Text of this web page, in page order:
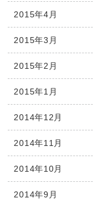
2015年4月
2015年3月
2015年2月
2015年1月
2014年12月
2014年11月
2014年10月
2014年9月